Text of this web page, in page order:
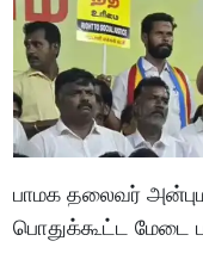
பாமக தலைவர்
பொதுக்கூட்ட மேடை